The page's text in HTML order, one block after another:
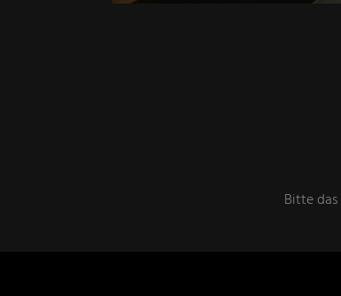
Bitte das